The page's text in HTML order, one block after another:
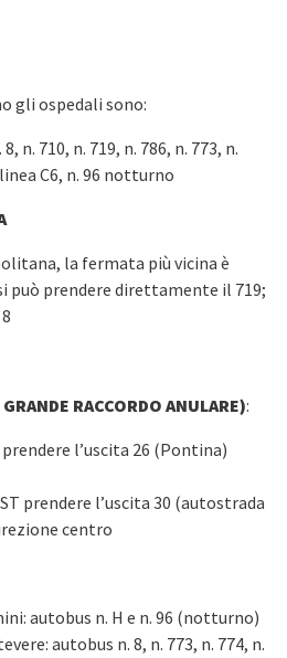
gli ospedali sono:
n. 710, n. 719, n. 786, n. 773, n.
C6, n. 96 notturno
la fermata più vicina è
può prendere direttamente il 719;
RACCORDO ANULARE):
l’uscita 26 (Pontina)
prendere l’uscita 30 (autostrada
centro
autobus n. H e n. 96 (notturno)
autobus n. 8, n. 773, n. 774, n.